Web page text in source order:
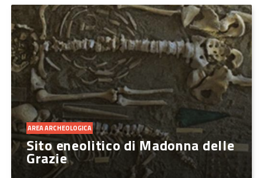
AREA ARCHEOLOGICA
Sito eneolitico di Madonna delle
Grazie